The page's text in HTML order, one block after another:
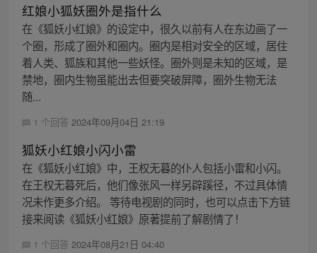
红娘小狐妖圈外是指什么
在《狐妖小红娘》的设定中，很久以前有人在东边画了一
个圈，形成了圈外和圈内。圈内是相对安全的区域，居住
着人类、狐族和其他一些妖怪。圈外则是未知的区域，是
禁地，圈内生物虽能出去但要突破屏障，圈外生物无法
随...
1 个回答 2024年09月04日 21:19
狐妖小红娘小闪小雷
在《狐妖小红娘》中，王权无暮的仆人包括小雷和小闪。
在王权无暮死后，他们像张风一样另辟蹊径，不过具体情
况未作更多介绍。 等待电视剧的同时，也可以点击下方链
接来阅读《狐妖小红娘》原著提前了解剧情了！
1 个回答 2024年08月21日 04:40